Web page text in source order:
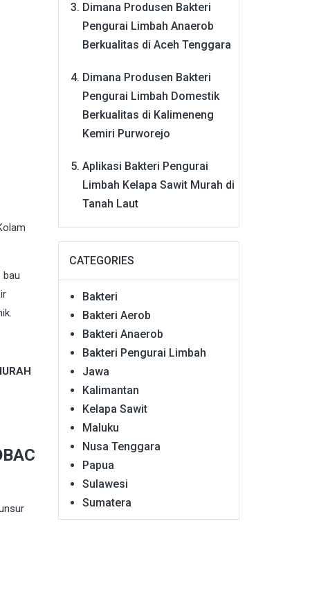
bau
Dimana Produsen Bakteri
Pengurai Limbah Anaerob
Berkualitas di Aceh Tenggara
Dimana Produsen Bakteri
Pengurai Limbah Domestik
Berkualitas di Kalimeneng
Kemiri Purworejo
Aplikasi Bakteri Pengurai
Limbah Kelapa Sawit Murah di
Tanah Laut
CATEGORIES
Bakteri
Bakteri Aerob
Bakteri Anaerob
Bakteri Pengurai Limbah
Jawa
Kalimantan
Kelapa Sawit
Maluku
Nusa Tenggara
Papua
Sulawesi
Sumatera